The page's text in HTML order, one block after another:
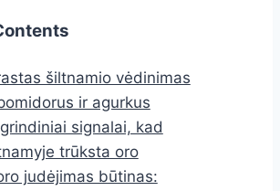
šiltnamio vėdinimas
ir agurkus
signalai, kad
trūksta oro
judėjimas būtinas: